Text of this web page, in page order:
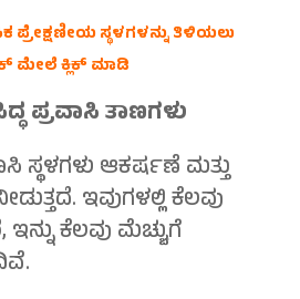
ಪ್ರೇಕ್ಷಣೀಯ ಸ್ಥಳಗಳನ್ನು ತಿಳಿಯಲು
ಮೇಲೆ ಕ್ಲಿಕ್ ಮಾಡಿ
ಪ್ರವಾಸಿ ತಾಣಗಳು
ಸ್ಥಳಗಳು ಆಕರ್ಷಣೆ ಮತ್ತು
ಇವುಗಳಲ್ಲಿ ಕೆಲವು
ಇನ್ನು ಕೆಲವು ಮೆಚ್ಚುಗೆ